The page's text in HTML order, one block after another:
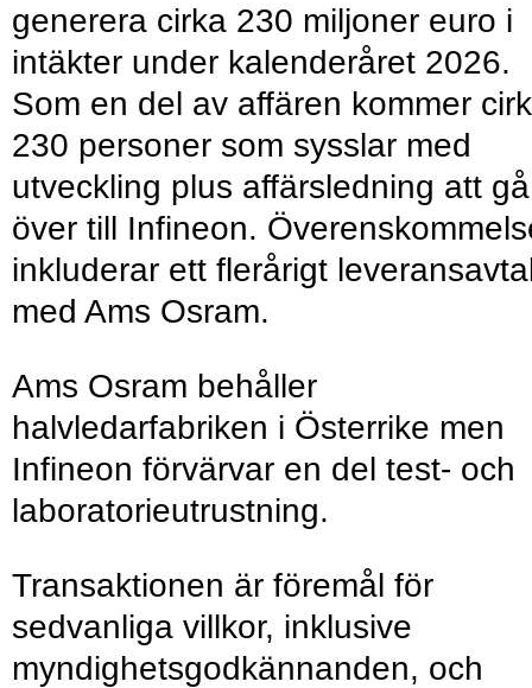
generera cirka 230 miljoner euro i
intäkter under kalenderåret 2026.
Som en del av affären kommer
230 personer som sysslar med
utveckling plus affärsledning att gå
över till Infineon.
inkluderar ett flerårigt
med Ams Osram.
Ams Osram behåller
halvledarfabriken i Österrike men
Infineon förvärvar en del test- och
laboratorieutrustning.
Transaktionen är föremål för
sedvanliga villkor, inklusive
myndighetsgodkännanden, och